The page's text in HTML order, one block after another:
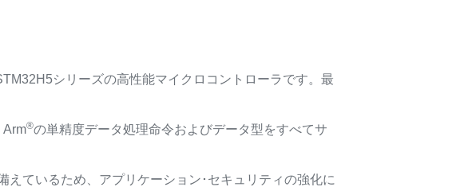
シリーズの高性能マイクロコントローラです。最
Arm®の単精度データ処理命令およびデータ型をすべてサ
ているため、アプリケーション･セキュリティの強化に